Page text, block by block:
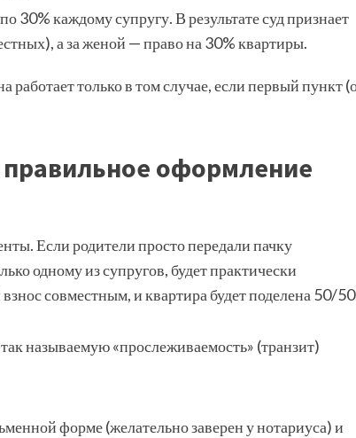
30% каждому супругу. В результате суд признает
а за женой — право на 30% квартиры.
только в том случае, если первый пункт
оформление
Если родители просто передали пачку
одному из супругов, будет практически
совместным, и квартира будет поделена 50/
называемую «прослеживаемость» (транзит)
форме (желательно заверен у нотариуса) и